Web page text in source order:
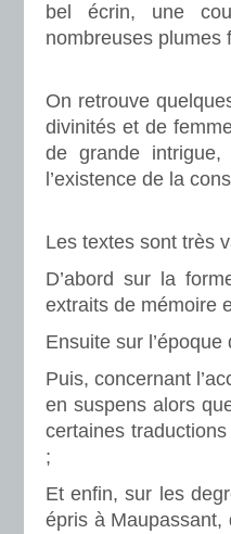
bel écrin, une
nombreuses plumes
On retrouve
divinités et de
de grande
l’existence de la
Les textes sont très
D’abord sur la
extraits de mémoire
Ensuite sur
Puis, concernant
en suspens alors
certaines
;
Et enfin, sur les
épris à Maupassant,